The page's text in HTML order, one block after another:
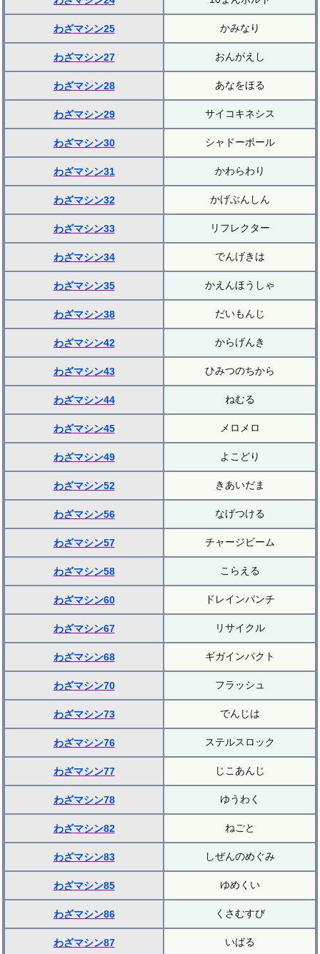
わざマシン25 かみなり
わざマシン27 おんがえし
わざマシン28 あなをほる
わざマシン29 サイコキネシス
わざマシン30 シャドーボール
わざマシン31 かわらわり
わざマシン32 かげぶんしん
わざマシン33 リフレクター
わざマシン34 でんげきは
わざマシン35 かえんほうしゃ
わざマシン38 だいもんじ
わざマシン42 からげんき
わざマシン43 ひみつのちから
わざマシン44 ねむる
わざマシン45 メロメロ
わざマシン49 よこどり
わざマシン52 きあいだま
わざマシン56 なげつける
わざマシン57 チャージビーム
わざマシン58 こらえる
わざマシン60 ドレインパンチ
わざマシン67 リサイクル
わざマシン68 ギガインパクト
わざマシン70 フラッシュ
わざマシン73 でんじは
わざマシン76 ステルスロック
わざマシン77 じこあんじ
わざマシン78 ゆうわく
わざマシン82 ねごと
わざマシン83 しぜんのめぐみ
わざマシン85 ゆめくい
わざマシン86 くさむすび
わざマシン87 いばる